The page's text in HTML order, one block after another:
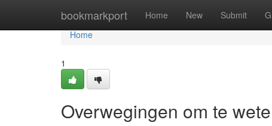
bookmarkport Home New Submit
Home
Home
1
Overwegingen om te